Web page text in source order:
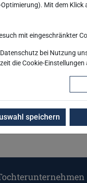
Mit dem Klick
mit eingeschränkter
bei Nutzung
die Cookie-Einstellungen
speichern